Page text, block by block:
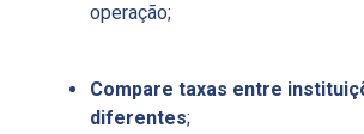
operação;
Compare taxas entre
diferentes;